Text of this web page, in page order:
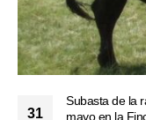
31
Subasta de la
mayo en la